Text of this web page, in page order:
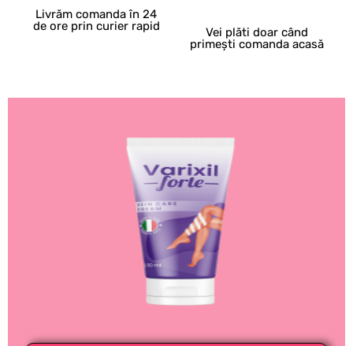
Livrăm comanda în 24
de ore prin curier rapid
Vei plăti doar când
primești comanda acasă